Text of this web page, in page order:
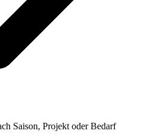
Saison, Projekt oder Bedarf